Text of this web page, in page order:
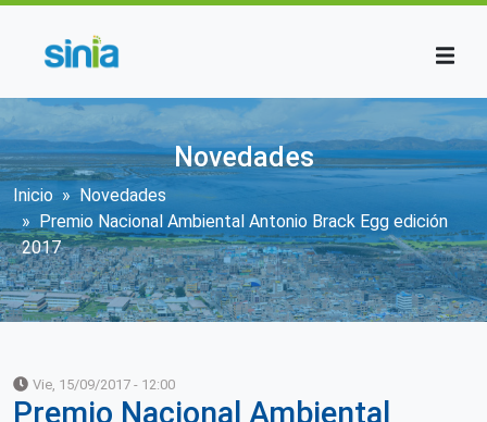
Novedades
Sobrescribir enlaces de ayuda a la
Inicio
Novedades
Premio Nacional Ambiental Antonio Brack Egg edición
2017
Vie, 15/09/2017 - 12:00
Premio Nacional Ambiental